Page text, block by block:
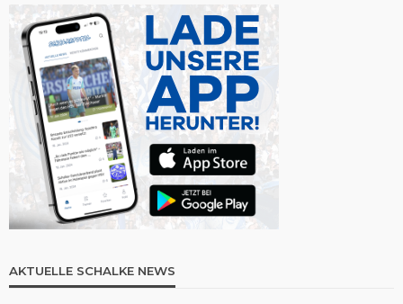
AKTUELLE SCHALKE NEWS